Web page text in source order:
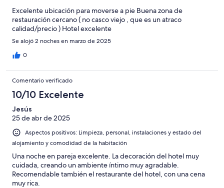
Excelente ubicación para moverse a pie Buena zona de
restauración cercano ( no casco viejo , que es un atraco
calidad/precio ) Hotel excelente
Se alojó 2 noches en marzo de 2025
0
Comentario verificado
10/10 Excelente
Jesús
25 de abr de 2025
Aspectos positivos: Limpieza, personal, instalaciones y estado del
alojamiento y comodidad de la habitación
Una noche en pareja excelente. La decoración del hotel muy
cuidada, creando un ambiente íntimo muy agradable.
Recomendable también el restaurante del hotel, con una cena
muy rica.